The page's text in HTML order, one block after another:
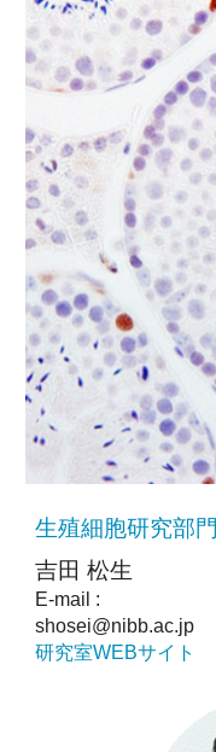
生殖細胞研究部門
吉田 松生
E-mail :
shosei@nibb.ac.jp
研究室WEBサイト